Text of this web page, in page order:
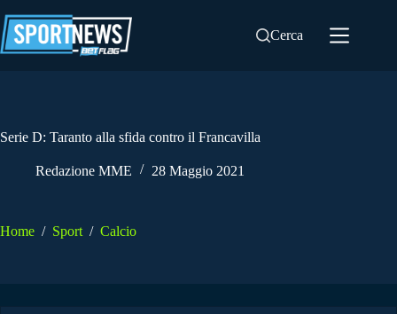
al
contenuto
Cerca
Serie D: Taranto alla sfida contro il Francavilla
Redazione MME 28 Maggio 2021
Home / Sport / Calcio